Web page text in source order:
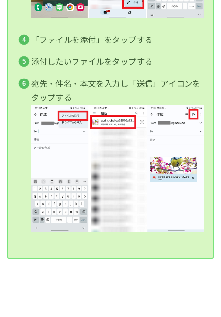
「ファイルを添付」をタップする
添付したいファイルをタップする
宛先・件名・本文を入力し「送信」アイコンを
タップする